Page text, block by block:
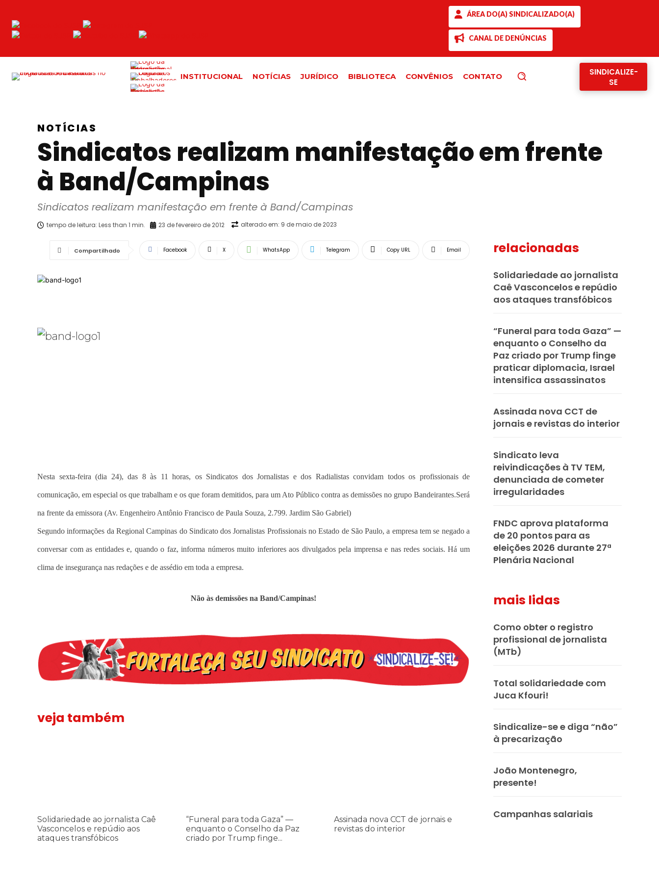
conteúdo
ÁREA DO(A) SINDICALIZADO(A)
CANAL DE DENÚNCIAS
INSTITUCIONAL NOTÍCIAS JURÍDICO BIBLIOTECA CONVÊNIOS CONTATO
SINDICALIZE-
SE
NOTÍCIAS
Sindicatos realizam manifestação em frente
à Band/Campinas
Sindicatos realizam manifestação em frente à Band/Campinas
tempo de leitura: Less than 1 min. 23 de fevereiro de 2012 alterado em: 9 de maio de 2023
Compartilhado Facebook X WhatsApp Telegram Copy URL Email
Nesta sexta-feira (dia 24), das 8 às 11 horas, os Sindicatos dos Jornalistas e dos Radialistas convidam todos os profissionais de
comunicação, em especial os que trabalham e os que foram demitidos, para um Ato Público contra as demissões no grupo Bandeirantes.Será
na frente da emissora (Av. Engenheiro Antônio Francisco de Paula Souza, 2.799. Jardim São Gabriel)
Segundo informações da Regional Campinas do Sindicato dos Jornalistas Profissionais no Estado de São Paulo, a empresa tem se negado a
conversar com as entidades e, quando o faz, informa números muito inferiores aos divulgados pela imprensa e nas redes sociais. Há um
clima de insegurança nas redações e de assédio em toda a empresa.
Não às demissões na Band/Campinas!
veja também
Solidariedade ao jornalista Caê
Vasconcelos e repúdio aos
ataques transfóbicos
“Funeral para toda Gaza” — enquanto o Conselho da Paz criado por Trump finge praticar diplomacia, Israel intensifica assassinatos
“Funeral para toda Gaza” —
enquanto o Conselho da Paz
criado por Trump finge...
Assinada nova CCT de jornais e revistas do interior
Assinada nova CCT de jornais e
revistas do interior
relacionadas
Solidariedade ao jornalista
Caê Vasconcelos e repúdio
aos ataques transfóbicos
“Funeral para toda Gaza” —
enquanto o Conselho da
Paz criado por Trump finge
praticar diplomacia, Israel
intensifica assassinatos
Assinada nova CCT de
jornais e revistas do interior
Sindicato leva
reivindicações à TV TEM,
denunciada de cometer
irregularidades
FNDC aprova plataforma
de 20 pontos para as
eleições 2026 durante 27ª
Plenária Nacional
mais lidas
Como obter o registro
profissional de jornalista
(MTb)
Total solidariedade com
Juca Kfouri!
Sindicalize-se e diga “não”
à precarização
João Montenegro,
presente!
Campanhas salariais